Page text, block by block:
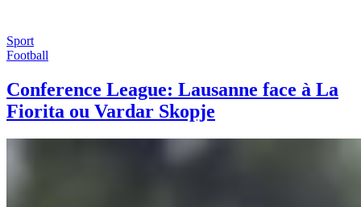
Sport
Football
Conference League: Lausanne face à La
Fiorita ou Vardar Skopje